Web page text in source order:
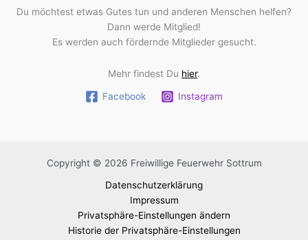
Du möchtest etwas Gutes tun und anderen Menschen helfen?
Dann werde Mitglied!
Es werden auch fördernde Mitglieder gesucht.
Mehr findest Du hier.
Facebook Instagram
Copyright © 2026 Freiwillige Feuerwehr Sottrum
Datenschutzerklärung
Impressum
Privatsphäre-Einstellungen ändern
Historie der Privatsphäre-Einstellungen